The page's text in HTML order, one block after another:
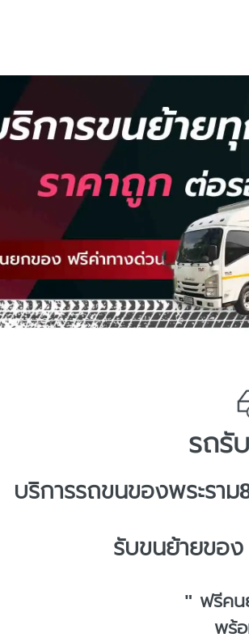
รถรั
บริการรถขนของพระราม
รับขนย้ายขอ
" ฟรีค
พร้